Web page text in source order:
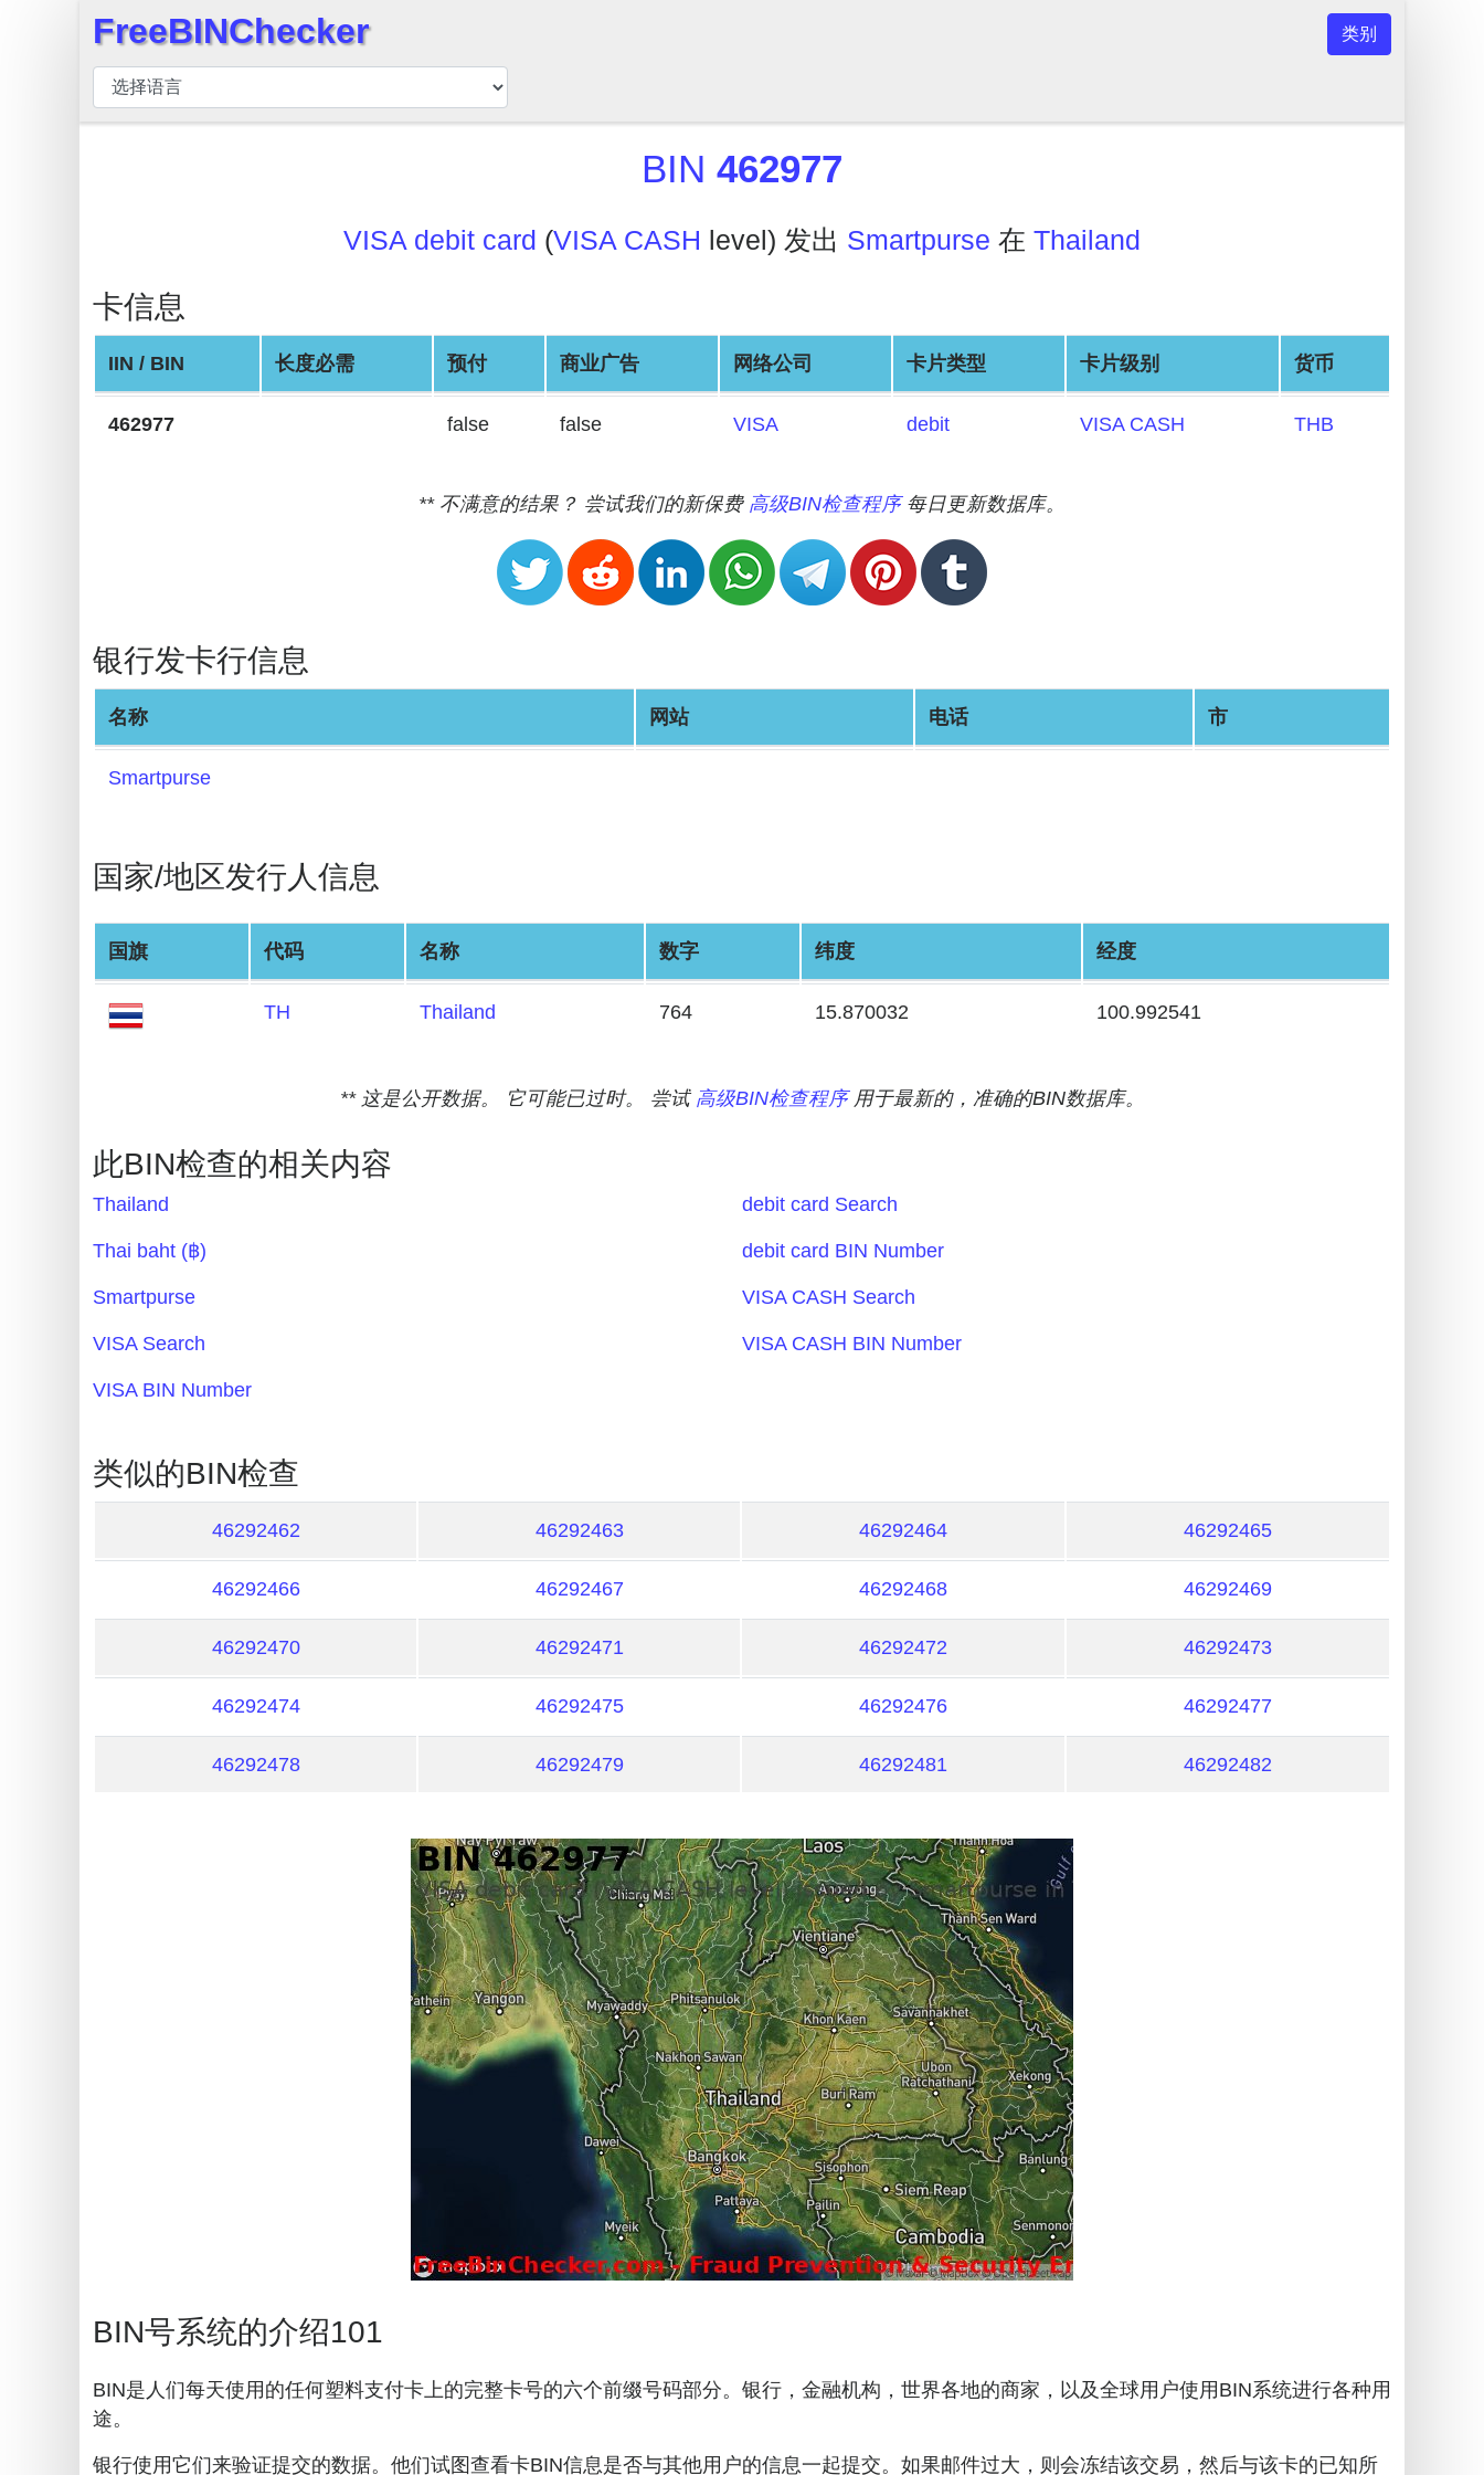
BIN
检
BIN
号
BIN
API
BIN
Generator
from
Banks
Credit
Credit
Card
Generator
Random
Credit
Credit
Card
from
BIN
Card
Checker
is
My
IP
IP
FreeBINChecker 类别
BIN 462977
VISA debit card (VISA CASH level) 发出 Smartpurse 在 Thailand
卡信息
IIN / BIN 长度必需 预付 商业广告 网络公司 卡片类型 卡片级别 货币
462977 false false VISA debit VISA CASH THB
** 不满意的结果？ 尝试我们的新保费 高级BIN检查程序每日更新数据库。
银行发卡行信息
名称 网站 电话 市
Smartpurse
国家/地区发行人信息
国旗 代码 名称 数字 纬度 经度
TH Thailand 764 15.870032 100.992541
** 这是公开数据。 它可能已过时。 尝试 高级BIN检查程序用于最新的，准确的BIN数据库。
此BIN检查的相关内容
Thailand
Thai baht (฿)
Smartpurse
VISA Search
VISA BIN Number
debit card Search
debit card BIN Number
VISA CASH Search
VISA CASH BIN Number
类似的BIN检查
46292462 46292463 46292464 46292465
46292466 46292467 46292468 46292469
46292470 46292471 46292472 46292473
46292474 46292475 46292476 46292477
46292478 46292479 46292481 46292482
BIN号系统的介绍101
BIN是人们每天使用的任何塑料支付卡上的完整卡号的六个前缀号码部分。银行，金融机构，世界各地的商家，以及全球用户使用BIN系统进行各种用
途。
银行使用它们来验证提交的数据。他们试图查看卡BIN信息是否与其他用户的信息一起提交。如果邮件过大，则会冻结该交易，然后与该卡的已知所